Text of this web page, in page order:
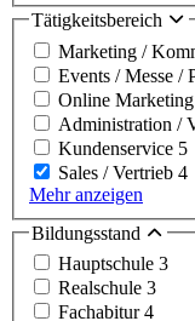
Tätigkeitsbereich
Marketing /
Events / Messe /
Online
Administration /
Kundenservice 5
Sales / Vertrieb 4
Mehr anzeigen
Bildungsstand
Hauptschule 3
Realschule 3
Fachabitur4